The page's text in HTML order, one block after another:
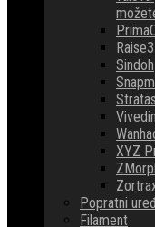
Sindoh
XYZ
Popratni
Filament